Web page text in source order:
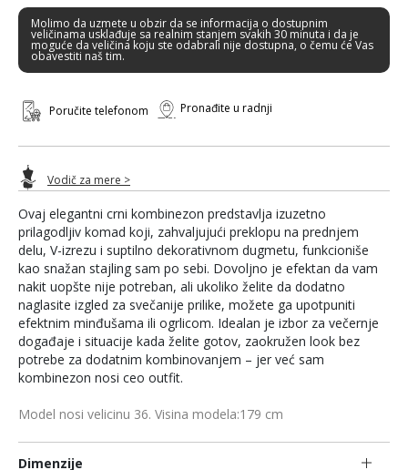
Ovaj elegantni crni kombinezon predstavlja izuzetno
prilagodljiv komad koji, zahvaljujući preklopu na prednjem
delu, V-izrezu i suptilno dekorativnom dugmetu, funkcioniše
kao snažan stajling sam po sebi. Dovoljno je efektan da vam
nakit uopšte nije potreban, ali ukoliko želite da dodatno
naglasite izgled za svečanije prilike, možete ga upotpuniti
efektnim minđušama ili ogrlicom. Idealan je izbor za večernje
događaje i situacije kada želite gotov, zaokružen look bez
potrebe za dodatnim kombinovanjem – jer već sam
kombinezon nosi ceo outfit.
Model nosi velicinu 36. Visina modela:179 cm
Dimenzije
Molimo da uzmete u obzir da se informacija o dostupnim
veličinama usklađuje sa realnim stanjem svakih 30 minuta i da je
moguće da veličina koju ste odabrali nije dostupna, o čemu će Vas
obavestiti naš tim.
Poručite telefonom Pronađite u radnji
Vodič za mere >